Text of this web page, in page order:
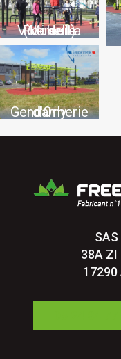
Ville de La Rochelle (Mireuil)
Gendarmerie d'Orly
38A ZI
17290